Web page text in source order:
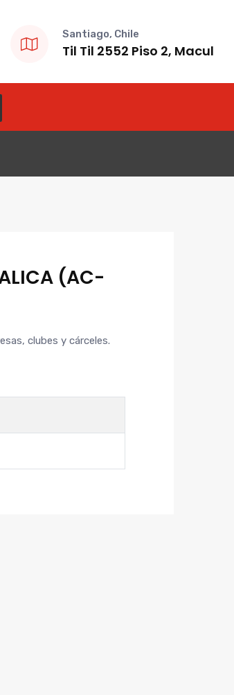
Santiago, Chile
Til Til 2552 Piso 2, Macul
(AC-
clubes y cárceles.